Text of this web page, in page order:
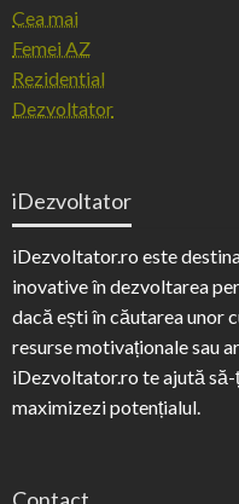
Cea mai
Femei AZ
Rezidential
Dezvoltator
iDezvoltator
iDezvoltator.ro este
inovative în dezvoltarea
dacă ești în căutarea unor
resurse motivaționale sau
iDezvoltator.ro te ajută
maximizezi potențialul.